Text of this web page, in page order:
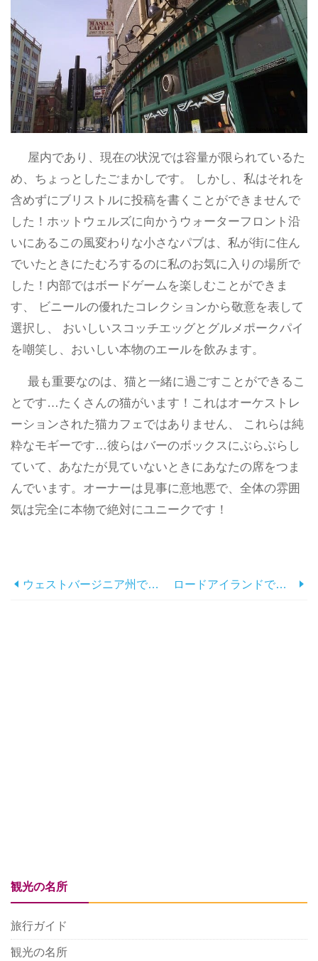
屋内であり、現在の状況では容量が限られているた
め、ちょっとしたごまかしです。 しかし、私はそれを
含めずにブリストルに投稿を書くことができませんで
した！ホットウェルズに向かうウォーターフロント沿
いにあるこの風変わりな小さなパブは、私が街に住ん
でいたときにたむろするのに私のお気に入りの場所で
した！内部ではボードゲームを楽しむことができま
す、 ビニールの優れたコレクションから敬意を表して
選択し、 おいしいスコッチエッグとグルメポークパイ
を嘲笑し、おいしい本物のエールを飲みます。
最も重要なのは、猫と一緒に過ごすことができるこ
とです…たくさんの猫がいます！これはオーケストレ
ーションされた猫カフェではありません、 これらは純
粋なモギーです…彼らはバーのボックスにぶらぶらし
ていて、あなたが見ていないときにあなたの席をつま
んでいます。オーナーは見事に意地悪で、全体の雰囲
気は完全に本物で絶対にユニークです！
ウェストバージニア州で訪問する最も美しい場所の16 ロードアイランドで訪問する15の最も美しい場所
観光の名所
旅行ガイド
観光の名所